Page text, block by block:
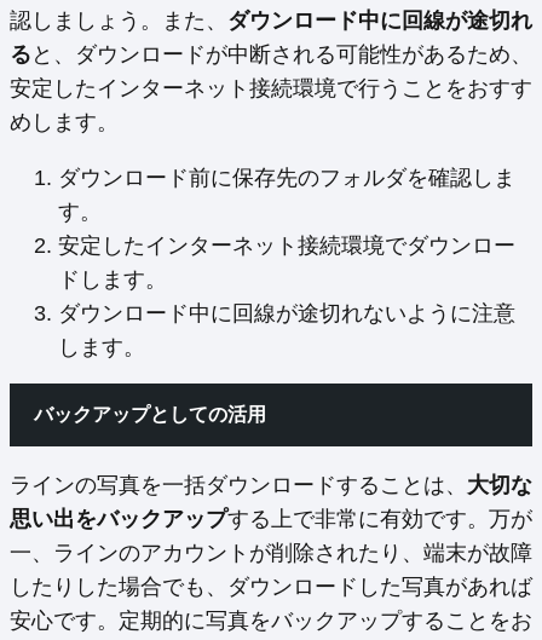
認しましょう。また、 ダウンロード中に回線が途切れ
る と、ダウンロードが中断される可能性があるため、
安定したインターネット接続環境で行うことをおすす
めします。
ダウンロード前に保存先のフォルダを確認しま
す。
安定したインターネット接続環境でダウンロー
ドします。
ダウンロード中に回線が途切れないように注意
します。
バックアップとしての活用
ラインの写真を一括ダウンロードすることは、 大切な
思い出をバックアップする上で非常に有効です。万が
一、ラインのアカウントが削除されたり、端末が故障
したりした場合でも、ダウンロードした写真があれば
安心です。定期的に写真をバックアップすることをお